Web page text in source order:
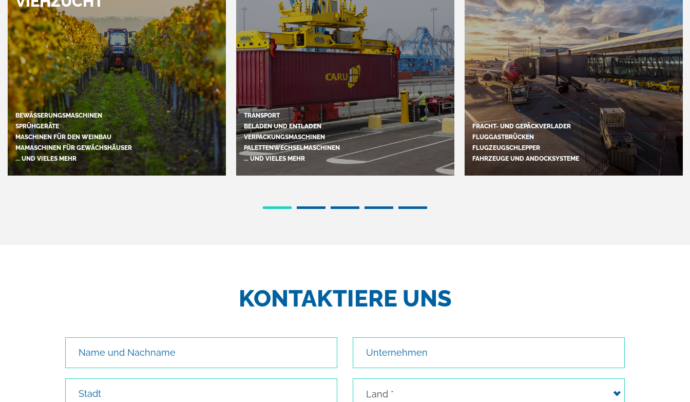
BEWÄSSERUNGSMASCHINEN
SPRÜHGERÄTE
MASCHINEN FÜR DEN WEINBAU
MAMASCHINEN FÜR GEWÄCHSHÄUSER
... UND VIELES MEHR
TRANSPORT
BELADEN UND ENTLADEN
VERPACKUNGSMASCHINEN
PALETTENWECHSELMASCHINEN
... UND VIELES MEHR
FRACHT- UND GEPÄCKVERLADER
FLUGGASTBRÜCKEN
FLUGZEUGSCHLEPPER
FAHRZEUGE UND ANDOCKSYSTEME
KONTAKTIERE UNS
Land *